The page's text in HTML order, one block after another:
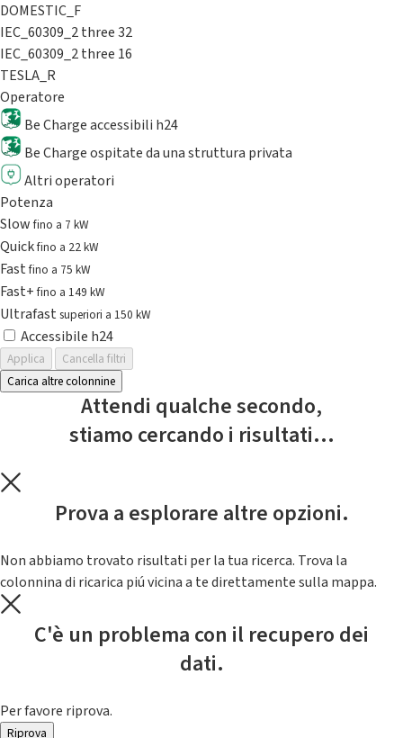
DOMESTIC_F
IEC_60309_2 three 32
IEC_60309_2 three 16
TESLA_R
Operatore
Be Charge accessibili h24
Be Charge ospitate da una struttura privata
Altri operatori
Potenza
Slowfino a 7 kW
Quickfino a 22 kW
Fastfino a 75 kW
Fast+fino a 149 kW
Ultrafast superiori a 150 kW
Accessibile h24
Applica
Cancella filtri
Carica altre colonnine
Attendi qualche secondo,
stiamo cercando i risultati...
Prova a esplorare altre opzioni.
Non abbiamo trovato risultati per la tua ricerca. Trova la
colonnina di ricarica piú vicina a te direttamente sulla mappa.
C'è un problema con il recupero dei
dati.
Per favore riprova.
Riprova